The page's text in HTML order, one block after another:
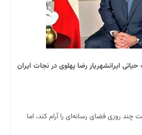
ایرانشهریار رضا پهلوی در نجات ایران
روزی فضای رسانه‌ای را آرام کند، اما